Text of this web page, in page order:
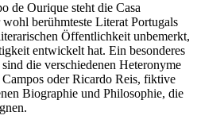
de Ourique steht die Casa
wohl berühmteste Literat Portugals
Öffentlichkeit unbemerkt,
entwickelt hat. Ein besonderes
die verschiedenen Heteronyme
oder Ricardo Reis, fiktive
Biographie und Philosophie, die